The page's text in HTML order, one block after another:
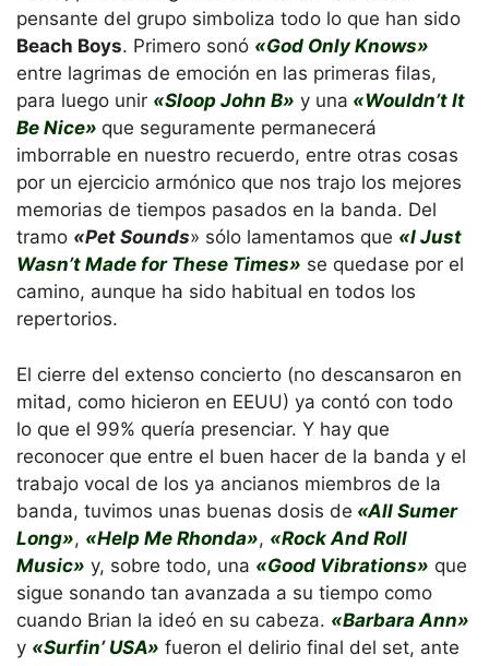
pensante del grupo simboliza todo lo que han sido
Beach Boys. Primero sonó «God Only Knows»
entre lagrimas de emoción en las primeras filas,
para luego unir «Sloop John B» y una «Wouldn’t It
Be Nice» que seguramente permanecerá
imborrable en nuestro recuerdo, entre otras cosas
por un ejercicio armónico que nos trajo los mejores
memorias de tiempos pasados en la banda. Del
tramo «Pet Sounds» sólo lamentamos que «I Just
Wasn’t Made for These Times» se quedase por el
camino, aunque ha sido habitual en todos los
repertorios.
El cierre del extenso concierto (no descansaron en
mitad, como hicieron en EEUU) ya contó con todo
lo que el 99% quería presenciar. Y hay que
reconocer que entre el buen hacer de la banda y el
trabajo vocal de los ya ancianos miembros de la
banda, tuvimos unas buenas dosis de «All Sumer
Long», «Help Me Rhonda», «Rock And Roll
Music» y, sobre todo, una «Good Vibrations» que
sigue sonando tan avanzada a su tiempo como
cuando Brian la ideó en su cabeza. «Barbara Ann»
y «Surfin’ USA» fueron el delirio final del set, ante